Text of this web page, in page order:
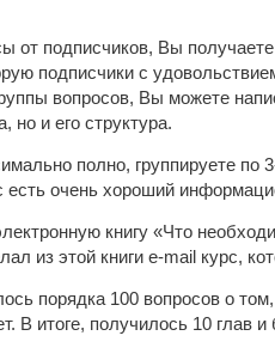
от подписчиков, Вы
подписчики с
вопросов, Вы можете
но и его структура.
полно, группируете
есть очень хороший
книгу «Что
из этой книги e-mail курс,
порядка 100 вопросов о
В итоге, получилось 10 глав